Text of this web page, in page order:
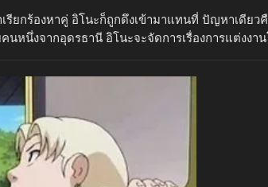
เรียกร้องหาคู่ อิโนะก็ถูกดึงเข้ามาแทนที่ ปัญหาเดี
นหนึ่งจากอุดรธานี อิโนะจะจัดการเรื่องการแต่งง